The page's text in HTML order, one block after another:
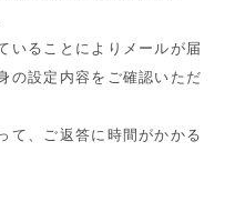
いることによりメールが届
の設定内容をご確認いただ
て、ご返答に時間がかかる